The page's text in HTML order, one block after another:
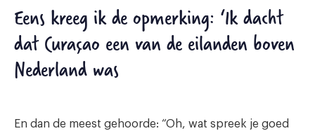
Eens kreeg ik de opmerking: ‘Ik dacht
dat Curaçao een van de eilanden boven
Nederland was
En dan de meest gehoorde: “Oh, wat spreek je goed